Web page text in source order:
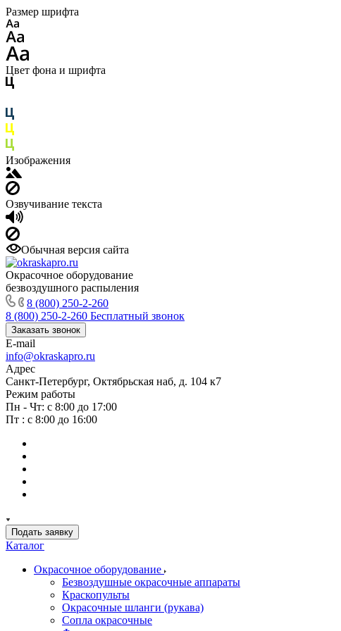
Размер шрифта
Цвет фона и шрифта
Изображения
Озвучивание текста
Обычная версия сайта
Окрасочное оборудование
безвоздушного распыления
8 (800) 250-2-260
8 (800) 250-2-260 Бесплатный звонок
Заказать звонок
E-mail
info@okraskapro.ru
Адрес
Санкт-Петербург, Октябрьская наб, д. 104 к7
Режим работы
Пн - Чт: с 8:00 до 17:00
Пт : с 8:00 до 16:00
Подать заявку
Каталог
Окрасочное оборудование
Безвоздушные окрасочные аппараты
Краскопульты
Окрасочные шланги (рукава)
Сопла окрасочные